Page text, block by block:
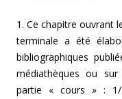
1. Ce chapitre ouvrant
terminale a été
bibliographiques
médiathèques ou
partie « cours » : 1/